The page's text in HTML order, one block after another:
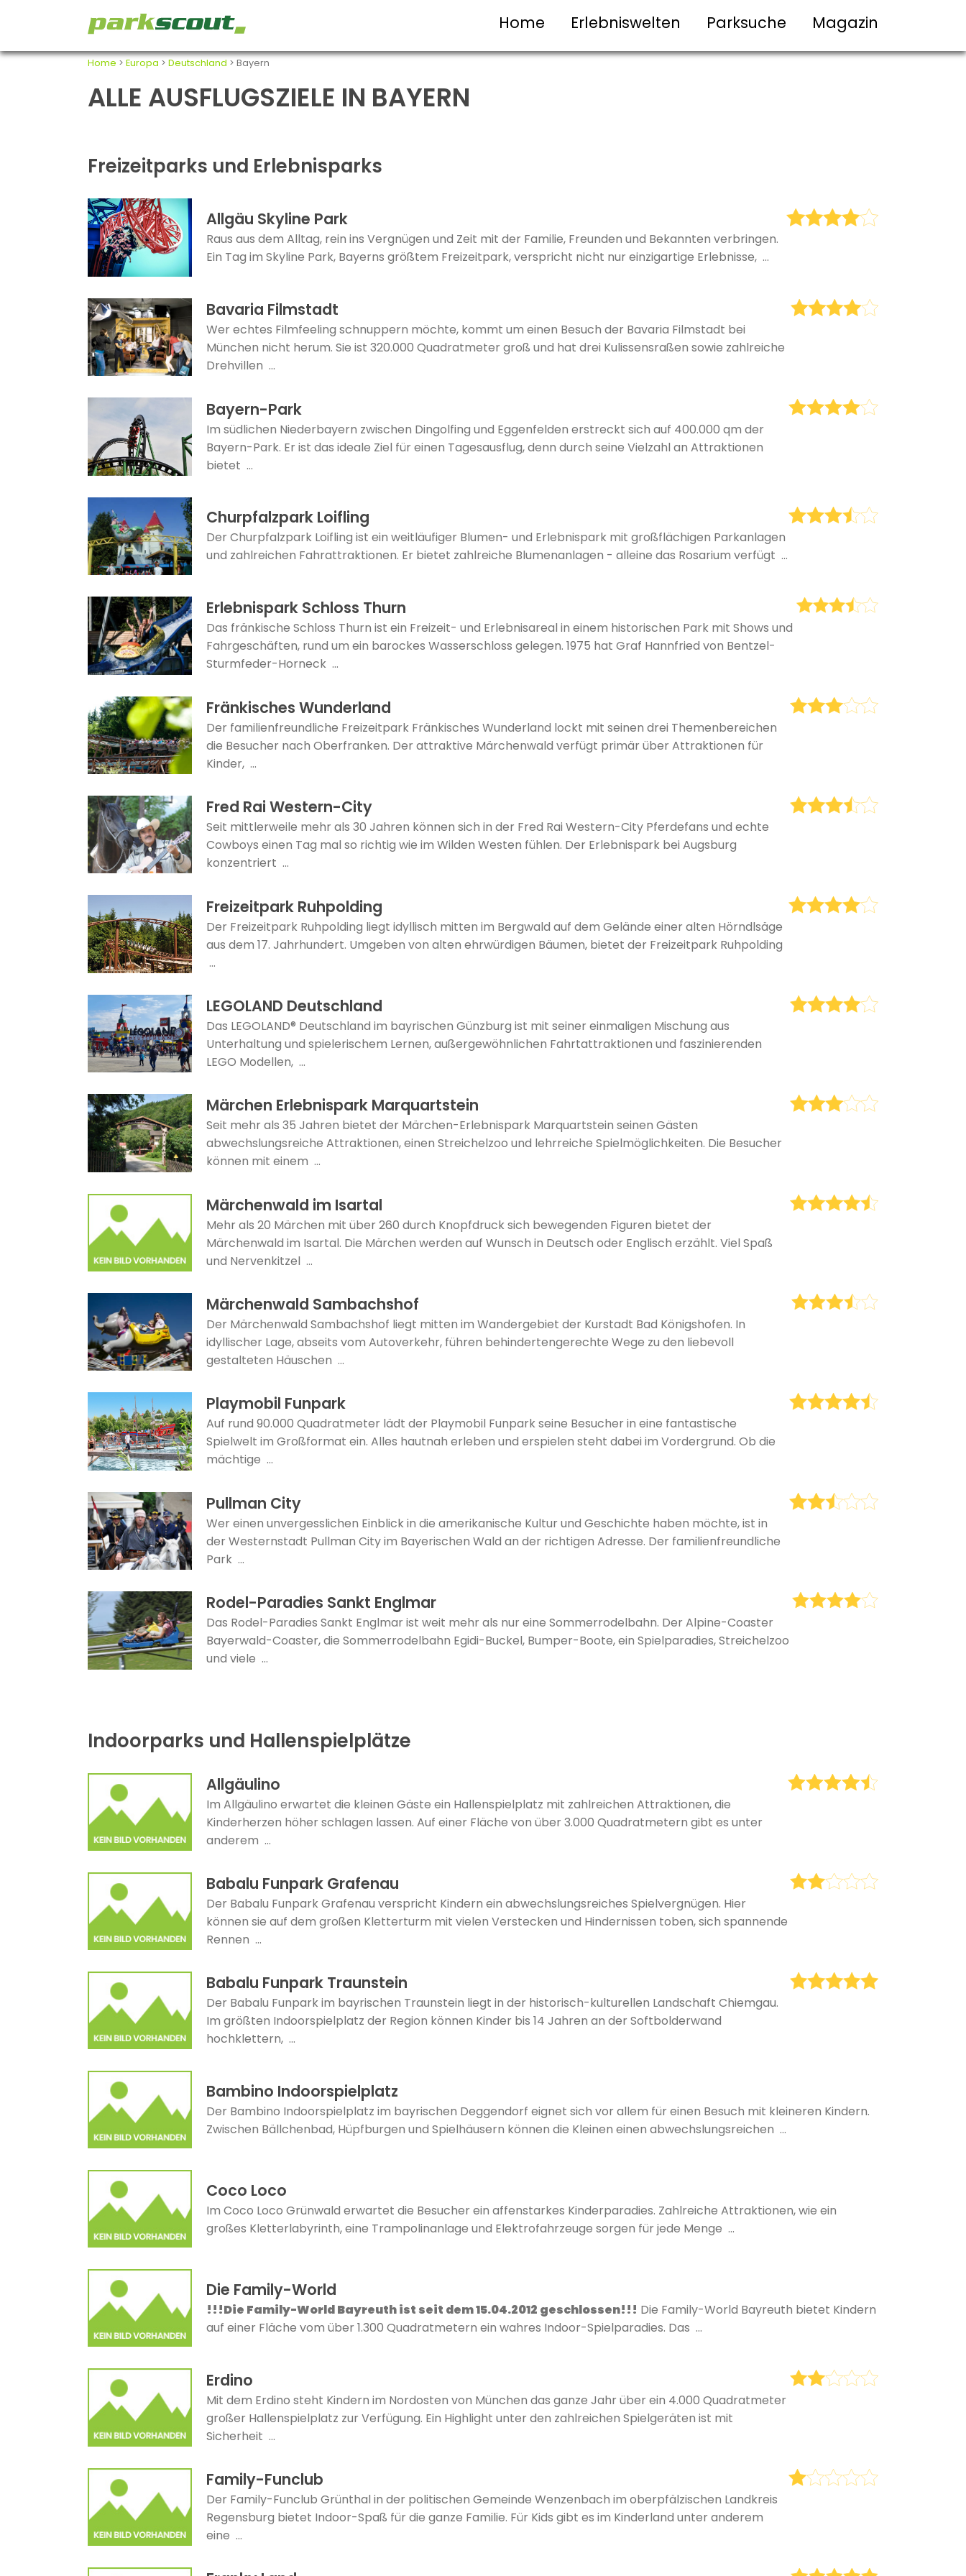
Home Erlebniswelten Parksuche Magazin
Home > Europa > Deutschland > Bayern
ALLE AUSFLUGSZIELE IN BAYERN
Freizeitparks und Erlebnisparks
Allgäu Skyline Park
Raus aus dem Alltag, rein ins Vergnügen und Zeit mit der Familie, Freunden und Bekannten verbringen.
Ein Tag im Skyline Park, Bayerns größtem Freizeitpark, verspricht nicht nur einzigartige Erlebnisse, ...
Bavaria Filmstadt
Wer echtes Filmfeeling schnuppern möchte, kommt um einen Besuch der Bavaria Filmstadt bei
München nicht herum. Sie ist 320.000 Quadratmeter groß und hat drei Kulissensraßen sowie zahlreiche
Drehvillen ...
Bayern-Park
Im südlichen Niederbayern zwischen Dingolfing und Eggenfelden erstreckt sich auf 400.000 qm der
Bayern-Park. Er ist das ideale Ziel für einen Tagesausflug, denn durch seine Vielzahl an Attraktionen
bietet ...
Churpfalzpark Loifling
Der Churpfalzpark Loifling ist ein weitläufiger Blumen- und Erlebnispark mit großflächigen Parkanlagen
und zahlreichen Fahrattraktionen. Er bietet zahlreiche Blumenanlagen - alleine das Rosarium verfügt ...
Erlebnispark Schloss Thurn
Das fränkische Schloss Thurn ist ein Freizeit- und Erlebnisareal in einem historischen Park mit Shows und
Fahrgeschäften, rund um ein barockes Wasserschloss gelegen. 1975 hat Graf Hannfried von Bentzel-
Sturmfeder-Horneck ...
Fränkisches Wunderland
Der familienfreundliche Freizeitpark Fränkisches Wunderland lockt mit seinen drei Themenbereichen
die Besucher nach Oberfranken. Der attraktive Märchenwald verfügt primär über Attraktionen für
Kinder, ...
Fred Rai Western-City
Seit mittlerweile mehr als 30 Jahren können sich in der Fred Rai Western-City Pferdefans und echte
Cowboys einen Tag mal so richtig wie im Wilden Westen fühlen. Der Erlebnispark bei Augsburg
konzentriert ...
Freizeitpark Ruhpolding
Der Freizeitpark Ruhpolding liegt idyllisch mitten im Bergwald auf dem Gelände einer alten Hörndlsäge
aus dem 17. Jahrhundert. Umgeben von alten ehrwürdigen Bäumen, bietet der Freizeitpark Ruhpolding
...
LEGOLAND Deutschland
Das LEGOLAND® Deutschland im bayrischen Günzburg ist mit seiner einmaligen Mischung aus
Unterhaltung und spielerischem Lernen, außergewöhnlichen Fahrtattraktionen und faszinierenden
LEGO Modellen, ...
Märchen Erlebnispark Marquartstein
Seit mehr als 35 Jahren bietet der Märchen-Erlebnispark Marquartstein seinen Gästen
abwechslungsreiche Attraktionen, einen Streichelzoo und lehrreiche Spielmöglichkeiten. Die Besucher
können mit einem ...
Märchenwald im Isartal
Mehr als 20 Märchen mit über 260 durch Knopfdruck sich bewegenden Figuren bietet der
Märchenwald im Isartal. Die Märchen werden auf Wunsch in Deutsch oder Englisch erzählt. Viel Spaß
und Nervenkitzel ...
Märchenwald Sambachshof
Der Märchenwald Sambachshof liegt mitten im Wandergebiet der Kurstadt Bad Königshofen. In
idyllischer Lage, abseits vom Autoverkehr, führen behindertengerechte Wege zu den liebevoll
gestalteten Häuschen ...
Playmobil Funpark
Auf rund 90.000 Quadratmeter lädt der Playmobil Funpark seine Besucher in eine fantastische
Spielwelt im Großformat ein. Alles hautnah erleben und erspielen steht dabei im Vordergrund. Ob die
mächtige ...
Pullman City
Wer einen unvergesslichen Einblick in die amerikanische Kultur und Geschichte haben möchte, ist in
der Westernstadt Pullman City im Bayerischen Wald an der richtigen Adresse. Der familienfreundliche
Park ...
Rodel-Paradies Sankt Englmar
Das Rodel-Paradies Sankt Englmar ist weit mehr als nur eine Sommerrodelbahn. Der Alpine-Coaster
Bayerwald-Coaster, die Sommerrodelbahn Egidi-Buckel, Bumper-Boote, ein Spielparadies, Streichelzoo
und viele ...
Indoorparks und Hallenspielplätze
Allgäulino
Im Allgäulino erwartet die kleinen Gäste ein Hallenspielplatz mit zahlreichen Attraktionen, die
Kinderherzen höher schlagen lassen. Auf einer Fläche von über 3.000 Quadratmetern gibt es unter
anderem ...
Babalu Funpark Grafenau
Der Babalu Funpark Grafenau verspricht Kindern ein abwechslungsreiches Spielvergnügen. Hier
können sie auf dem großen Kletterturm mit vielen Verstecken und Hindernissen toben, sich spannende
Rennen ...
Babalu Funpark Traunstein
Der Babalu Funpark im bayrischen Traunstein liegt in der historisch-kulturellen Landschaft Chiemgau.
Im größten Indoorspielplatz der Region können Kinder bis 14 Jahren an der Softbolderwand
hochklettern, ...
Bambino Indoorspielplatz
Der Bambino Indoorspielplatz im bayrischen Deggendorf eignet sich vor allem für einen Besuch mit kleineren Kindern.
Zwischen Bällchenbad, Hüpfburgen und Spielhäusern können die Kleinen einen abwechslungsreichen ...
Coco Loco
Im Coco Loco Grünwald erwartet die Besucher ein affenstarkes Kinderparadies. Zahlreiche Attraktionen, wie ein
großes Kletterlabyrinth, eine Trampolinanlage und Elektrofahrzeuge sorgen für jede Menge ...
Die Family-World
!!!Die Family-World Bayreuth ist seit dem 15.04.2012 geschlossen!!! Die Family-World Bayreuth bietet Kindern
auf einer Fläche vom über 1.300 Quadratmetern ein wahres Indoor-Spielparadies. Das ...
Erdino
Mit dem Erdino steht Kindern im Nordosten von München das ganze Jahr über ein 4.000 Quadratmeter
großer Hallenspielplatz zur Verfügung. Ein Highlight unter den zahlreichen Spielgeräten ist mit
Sicherheit ...
Family-Funclub
Der Family-Funclub Grünthal in der politischen Gemeinde Wenzenbach im oberpfälzischen Landkreis
Regensburg bietet Indoor-Spaß für die ganze Familie. Für Kids gibt es im Kinderland unter anderem
eine ...